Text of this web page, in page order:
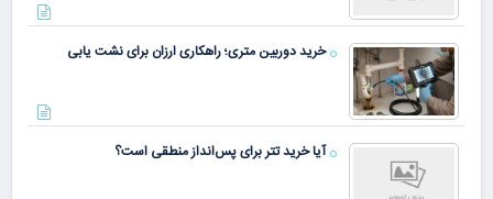
خرید دوربین متری؛ راهکاری ارزان برای نشت یابی
آیا خرید تتر برای پس‌انداز منطقی است؟